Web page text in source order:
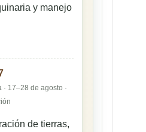
y manejo
17–28 de agosto ·
de tierras,